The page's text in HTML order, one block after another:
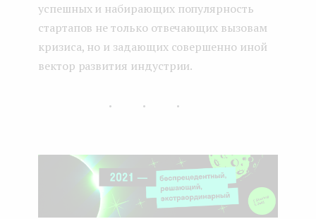
успешных и набирающих популярность
стартапов не только отвечающих вызовам
кризиса, но и задающих совершенно иной
вектор развития индустрии.
...